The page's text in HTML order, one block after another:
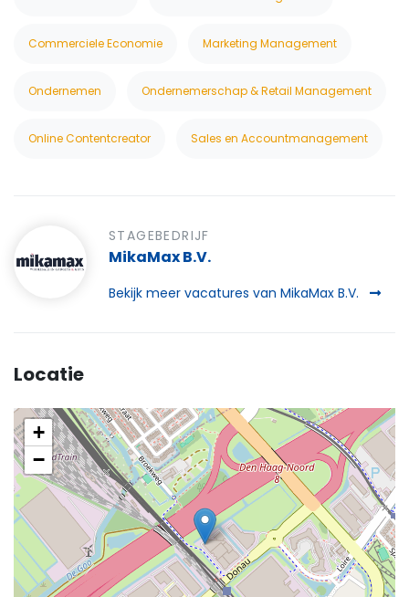
Commerciele Economie Marketing Management
Ondernemen Ondernemerschap & Retail Management
Online Contentcreator Sales en Accountmanagement
STAGEBEDRIJF
MikaMax B.V.
Bekijk meer vacatures van MikaMax B.V.
Locatie
+
−